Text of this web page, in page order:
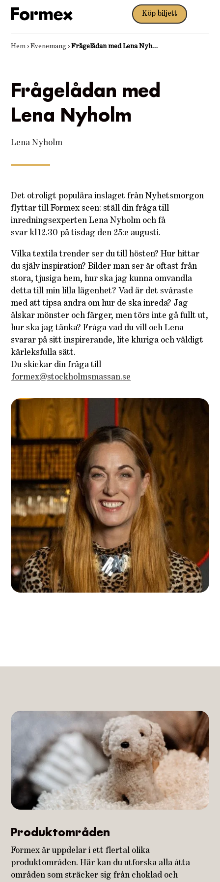
Köp biljett
Hem ›Evenemang › Frågelådan med Lena Nyholm
Frågelådan med
Lena Nyholm
Lena Nyholm
Det otroligt populära inslaget från Nyhetsmorgon
flyttar till Formex scen: ställ din fråga till
inredningsexperten Lena Nyholm och få
svar kl 12.30 på tisdag den 25:e augusti.
Vilka textila trender ser du till hösten? Hur hittar
du själv inspiration? Bilder man ser är oftast från
stora, tjusiga hem, hur ska jag kunna omvandla
detta till min lilla lägenhet? Vad är det svåraste
med att tipsa andra om hur de ska inreda? Jag
älskar mönster och färger, men törs inte gå fullt ut,
hur ska jag tänka? Fråga vad du vill och Lena
svarar på sitt inspirerande, lite kluriga och väldigt
kärleksfulla sätt.
Du skickar din fråga till
formex@stockholmsmassan.se
Produktområden
Formex är uppdelar i ett flertal olika
produktområden. Här kan du utforska alla åtta
områden som sträcker sig från choklad och